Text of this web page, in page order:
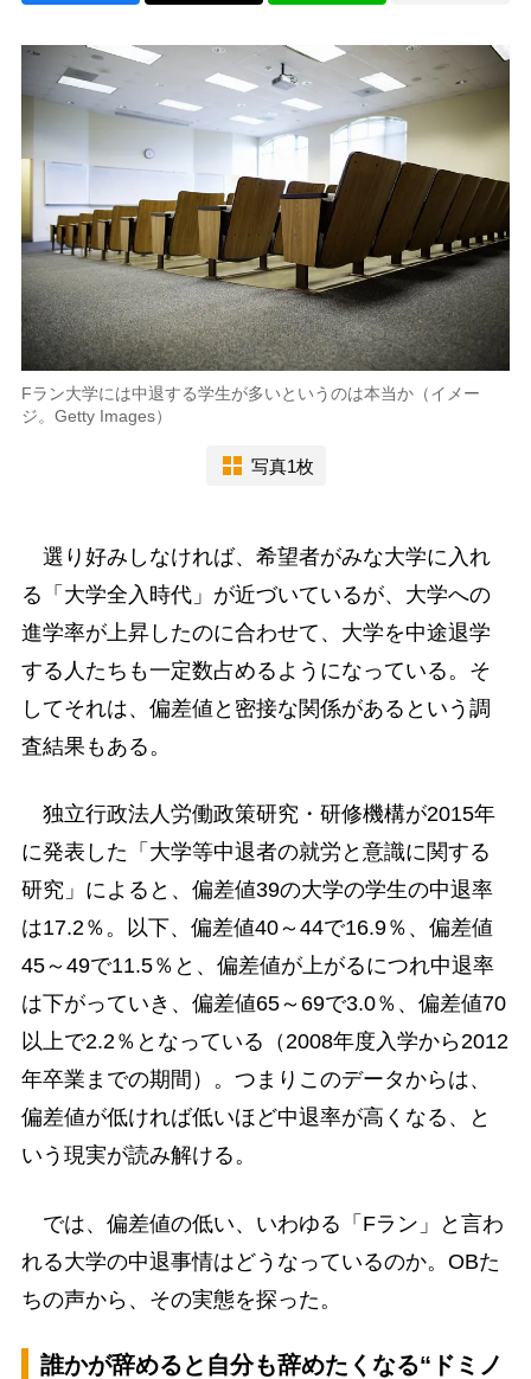
Fラン大学には中退する学生が多いというのは本当か（イメー
ジ。Getty Images）
写真1枚
選り好みしなければ、希望者がみな大学に入れ
る「大学全入時代」が近づいているが、大学への
進学率が上昇したのに合わせて、大学を中途退学
する人たちも一定数占めるようになっている。そ
してそれは、偏差値と密接な関係があるという調
査結果もある。
独立行政法人労働政策研究・研修機構が2015年
に発表した「大学等中退者の就労と意識に関する
研究」によると、偏差値39の大学の学生の中退率
は17.2％。以下、偏差値40～44で16.9％、偏差値
45～49で11.5％と、偏差値が上がるにつれ中退率
は下がっていき、偏差値65～69で3.0％、偏差値70
以上で2.2％となっている（2008年度入学から2012
年卒業までの期間）。つまりこのデータからは、
偏差値が低ければ低いほど中退率が高くなる、と
いう現実が読み解ける。
では、偏差値の低い、いわゆる「Fラン」と言わ
れる大学の中退事情はどうなっているのか。OBた
ちの声から、その実態を探った。
誰かが辞めると自分も辞めたくなる“ドミノ